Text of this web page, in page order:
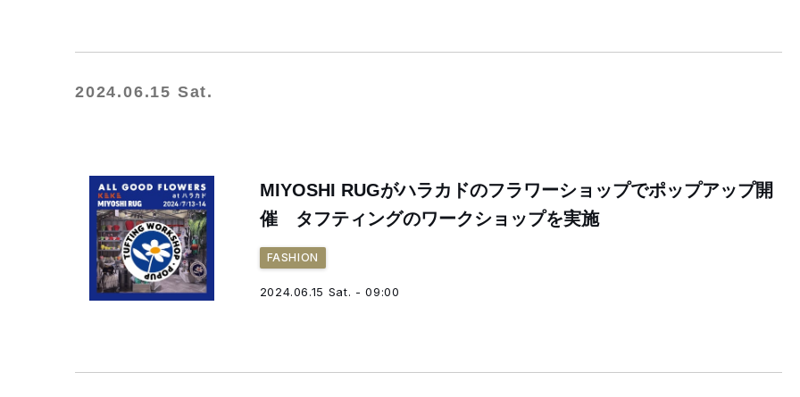
2024.06.15 Sat.
MIYOSHI RUGがハラカドのフラワーショップでポップアップ開
催 タフティングのワークショップを実施
FASHION
2024.06.15 Sat. - 09:00